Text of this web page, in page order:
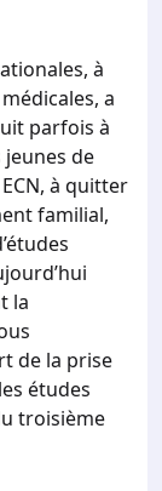
à
a
parfois à
de
à quitter
familial,
la
de la prise
études
troisième